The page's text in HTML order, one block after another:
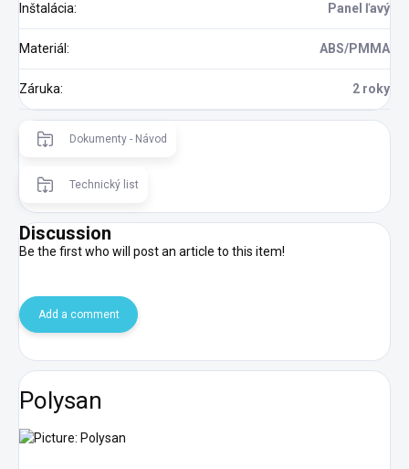
Inštalácia: Panel ľavý
Materiál: ABS/PMMA
Záruka: 2 roky
Dokumenty - Návod
Technický list
Discussion
Be the first who will post an article to this item!
Add a comment
Polysan